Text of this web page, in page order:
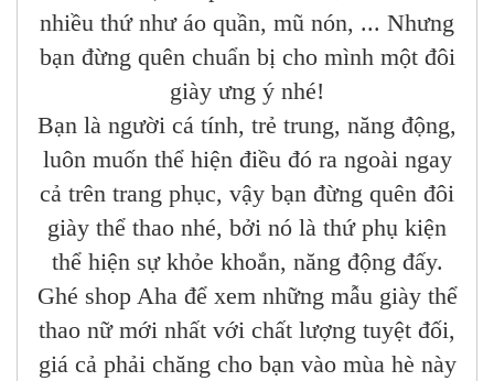
nhiều thứ như áo quần, mũ nón, ... Nhưng
bạn đừng quên chuẩn bị cho mình một đôi
giày ưng ý nhé!
Bạn là người cá tính, trẻ trung, năng động,
luôn muốn thể hiện điều đó ra ngoài ngay
cả trên trang phục, vậy bạn đừng quên đôi
giày thể thao nhé, bởi nó là thứ phụ kiện
thể hiện sự khỏe khoắn, năng động đấy.
Ghé shop Aha để xem những mẫu giày thể
thao nữ mới nhất với chất lượng tuyệt đối,
giá cả phải chăng cho bạn vào mùa hè này